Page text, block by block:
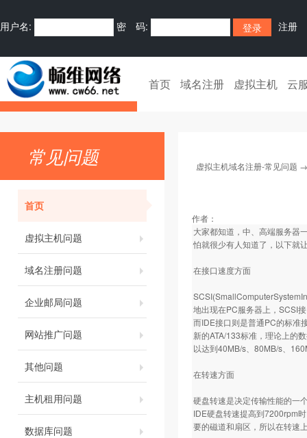
用户名: 密 码: 注册
首页 域名注册 虚拟主机 云
常见问题
首页
虚拟主机问题
域名注册问题
企业邮局问题
网站推广问题
其他问题
主机租用问题
数据库问题
虚拟主机域名注册-常见问题
作者：
大家都知道，中、高端服务器
怕就很少有人知道了，以下就
在接口速度方面
地出现在PC服务器上，SCSI
而IDE接口则是普通PC的标准
新的ATA/133标准，理论上的
以达到40MB/s、80MB/s、
在转速方面
硬盘转速是决定传输性能的一
IDE硬盘转速提高到7200rpm
要的磁道和扇区，所以在转速